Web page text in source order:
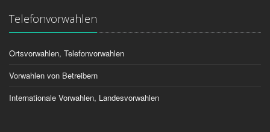
Telefonvorwahlen
Ortsvorwahlen, Telefonvorwahlen
Vorwahlen von Betreibern
Internationale Vorwahlen, Landesvorwahlen